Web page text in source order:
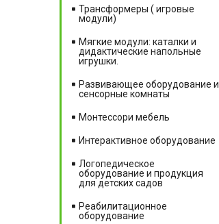
Трансформеры ( игровые
модули)
Мягкие модули: каталки и
дидактические напольные
игрушки.
Развивающее оборудование и
сенсорные комнаты
Монтессори мебель
Интерактивное оборудование
Логопедическое
оборудование и продукция
для детских садов
Реабилитационное
оборудование